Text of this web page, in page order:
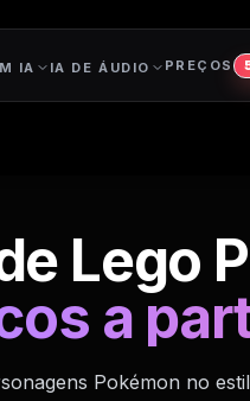
IA IA DE ÁUDIO PREÇOS
Lego
a
Pokémon no